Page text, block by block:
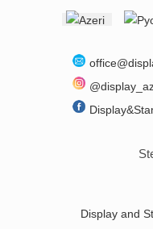
Select your
Display and